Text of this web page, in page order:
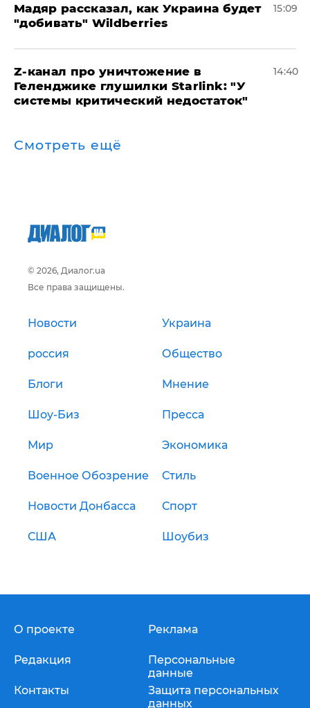
Мадяр рассказал, как Украина будет
"добивать" Wildberries
15:09
Z-канал про уничтожение в
Геленджике глушилки Starlink: "У
системы критический недостаток"
14:40
Смотреть ещё
© 2026, Диалог.ua
Все права защищены.
Новости Украина
россия Общество
Блоги Мнение
Шоу-Биз Пресса
Мир Экономика
Военное Обозрение Стиль
Новости Донбасса Спорт
США Шоубиз
О проекте
Редакция
Контакты
Реклама
Персональные
данные
Защита персональных
данных